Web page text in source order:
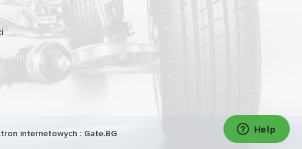
internetowych : Gate.BG